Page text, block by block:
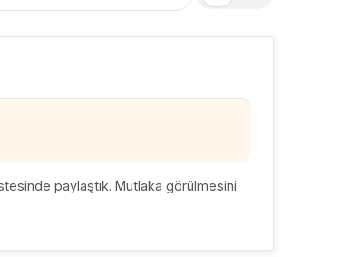
paylaştık. Mutlaka görülmesini